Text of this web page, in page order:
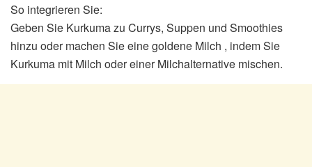
So integrieren Sie:
Geben Sie Kurkuma zu Currys, Suppen und Smoothies
hinzu oder machen Sie eine goldene Milch , indem Sie
Kurkuma mit Milch oder einer Milchalternative mischen.